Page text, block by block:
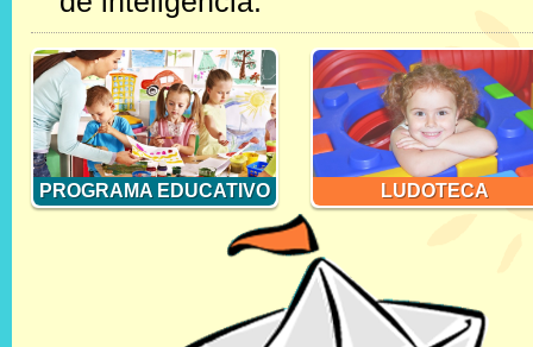
PROGRAMA EDUCATIVO LUDOTECA